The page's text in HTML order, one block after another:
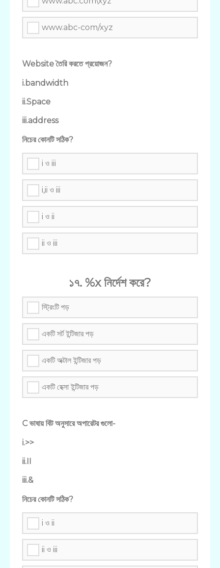
www.abc-com/xyz
Website তৈরি করতে প্রয়োজন?
i.bandwidth
ii.Space
iii.address
নিচের কোনটি সঠিক?
i ও iii
i,ii ও iii
i ও ii
ii ও iii
১৭. %x নির্দেশ করে?
স্ট্রিংটি পড়
একটি সর্ট ইন্টিজার পড়
একটি অক্টাল ইন্টিজার পড়
একটি হেক্সা ইন্টিজার পড়
C ভাষায় বিট অনুসারে অপারেটর গুলো-
i.>>
ii.II
iii.&
নিচের কোনটি সঠিক?
i ও ii
ii ও iii